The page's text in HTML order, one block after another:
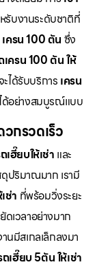
รับงานระดับชาติที่
เครน 100 ตัน ซึ่ง
เครน 100 ตัน ให้
ได้รับบริการเครน
ด้อย่างสมบูรณ์แบบ
กรวดเร็ว
เฮี๊ยบให้เช่า และ
ปริมาณมาก เรามี
ช่า ที่พร้อมวิ่งระยะ
เวลาอย่างมาก
นมีสเกลเล็กลงมา
ถเฮี๊ยบ 5ตัน ให้เช่า